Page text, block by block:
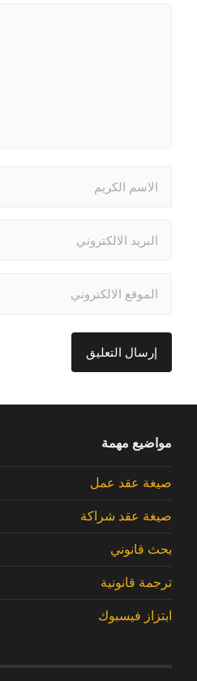
مواضيع مهمة
صيغة عقد عمل
صيغة عقد شراكة
بحث قانوني
ترجمة قانونية
ابتزاز فيسبوك